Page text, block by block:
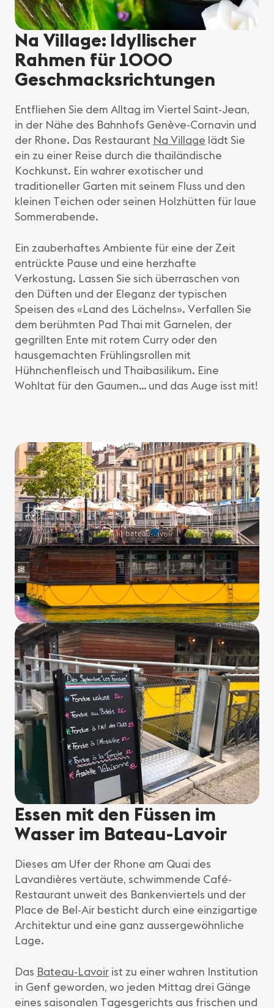
Na Village: Idyllischer
Rahmen für 1000
Geschmacksrichtungen
Entfliehen Sie dem Alltag im Viertel Saint-Jean,
in der Nähe des Bahnhofs Genève-Cornavin und
der Rhone. Das Restaurant Na Village lädt Sie
ein zu einer Reise durch die thailändische
Kochkunst. Ein wahrer exotischer und
traditioneller Garten mit seinem Fluss und den
kleinen Teichen oder seinen Holzhütten für laue
Sommerabende.
Ein zauberhaftes Ambiente für eine der Zeit
entrückte Pause und eine herzhafte
Verkostung. Lassen Sie sich überraschen von
den Düften und der Eleganz der typischen
Speisen des «Land des Lächelns». Verfallen Sie
dem berühmten Pad Thai mit Garnelen, der
gegrillten Ente mit rotem Curry oder den
hausgemachten Frühlingsrollen mit
Hühnchenfleisch und Thaibasilikum. Eine
Wohltat für den Gaumen… und das Auge isst mit!
Essen mit den Füssen im
Wasser im Bateau-Lavoir
Dieses am Ufer der Rhone am Quai des
Lavandières vertäute, schwimmende Café-
Restaurant unweit des Bankenviertels und der
Place de Bel-Air besticht durch eine einzigartige
Architektur und eine ganz aussergewöhnliche
Lage.
Das Bateau-Lavoir ist zu einer wahren Institution
in Genf geworden, wo jeden Mittag drei Gänge
eines saisonalen Tagesgerichts aus frischen und